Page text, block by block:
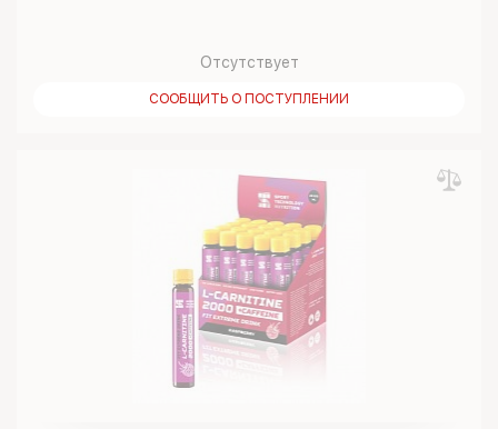
Отсутствует
СООБЩИТЬ О ПОСТУПЛЕНИИ